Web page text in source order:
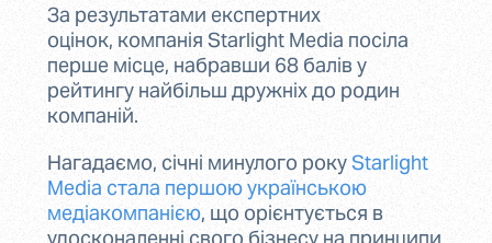
За результатами експертних
оцінок, компанія Starlight Media посіла
перше місце, набравши 68 балів у
рейтингу найбільш дружніх до родин
компаній.
Нагадаємо, січні минулого рокуStarlight
Media стала першою українською
медіакомпанією, що орієнтується в
удосконаленні свого бізнесу на принципи